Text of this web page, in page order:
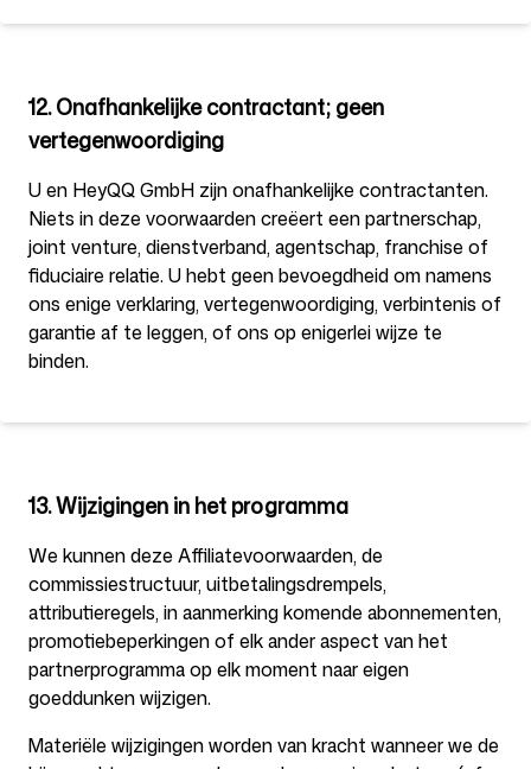
12. Onafhankelijke contractant; geen
vertegenwoordiging
U en HeyQQ GmbH zijn onafhankelijke contractanten.
Niets in deze voorwaarden creëert een partnerschap,
joint venture, dienstverband, agentschap, franchise of
fiduciaire relatie. U hebt geen bevoegdheid om namens
ons enige verklaring, vertegenwoordiging, verbintenis of
garantie af te leggen, of ons op enigerlei wijze te
binden.
13. Wijzigingen in het programma
We kunnen deze Affiliatevoorwaarden, de
commissiestructuur, uitbetalingsdrempels,
attributieregels, in aanmerking komende abonnementen,
promotiebeperkingen of elk ander aspect van het
partnerprogramma op elk moment naar eigen
goeddunken wijzigen.
Materiële wijzigingen worden van kracht wanneer we de